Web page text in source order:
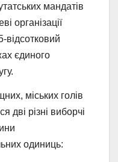
мандатів
організації
відсотковий
єдиного
міських голів
дві різні виборчі
одиниць: